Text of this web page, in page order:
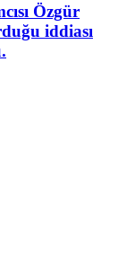
Özgür
iddiası